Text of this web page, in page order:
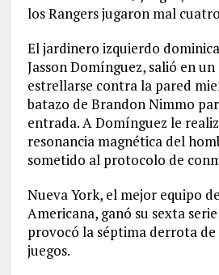
los Rangers jugaron mal
El jardinero izquierdo
Jasson Domínguez, salió en
estrellarse contra la pared
batazo de Brandon Nimmo
entrada. A Domínguez le
resonancia magnética del
sometido al protocolo de
Nueva York, el mejor equipo
Americana, ganó su sexta
provocó la séptima derrota de
juegos.